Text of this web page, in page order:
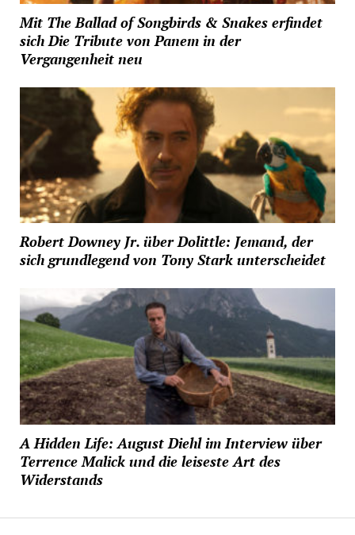
Mit The Ballad of Songbirds & Snakes erfindet
sich Die Tribute von Panem in der
Vergangenheit neu
Robert Downey Jr. über Dolittle: Jemand, der
sich grundlegend von Tony Stark unterscheidet
A Hidden Life: August Diehl im Interview über
Terrence Malick und die leiseste Art des
Widerstands